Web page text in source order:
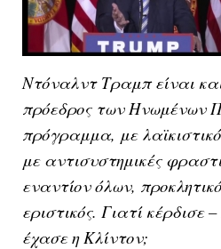
Ντόναλντ Τραμπ είναι
πρόεδρος των Ηνωμένων
πρόγραμμα, με
με αντισυστημικές
εναντίον όλων,
εριστικός. Γιατί κέρδισε
έχασε η Κλίντον;